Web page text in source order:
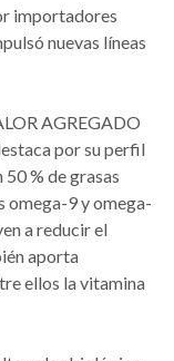
importadores
nuevas líneas
AGREGADO
por su perfil
% de grasas
omega-9 y omega-
a reducir el
aporta
ellos la vitamina